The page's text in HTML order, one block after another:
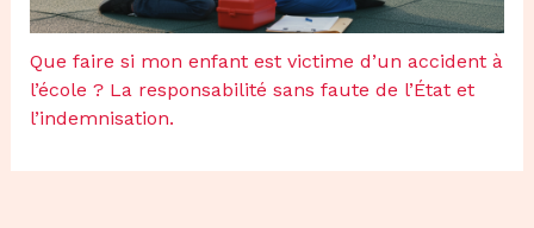
Que faire si mon enfant est victime d’un accident à
l’école ? La responsabilité sans faute de l’État et
l’indemnisation.